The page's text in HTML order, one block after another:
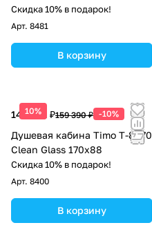
Скидка 10% в подарок!
Арт. 8481
В корзину
10%
143 451 ₽159 390 ₽ -10%
Душевая кабина Timo T-8870
Clean Glass 170х88
Скидка 10% в подарок!
Арт. 8400
В корзину